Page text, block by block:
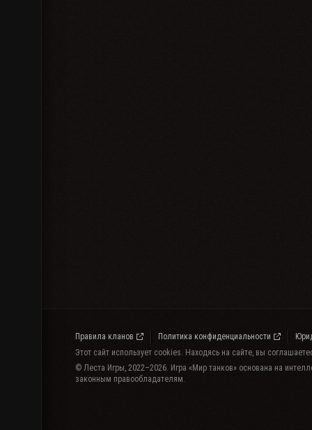
Правила кланов Политика конфиденциальности
Этот сайт использует cookies. Находясь на сайте, вы
© Леста Игры, 2022–2026. Игра «Мир танков» основана на
законным правообладателям.